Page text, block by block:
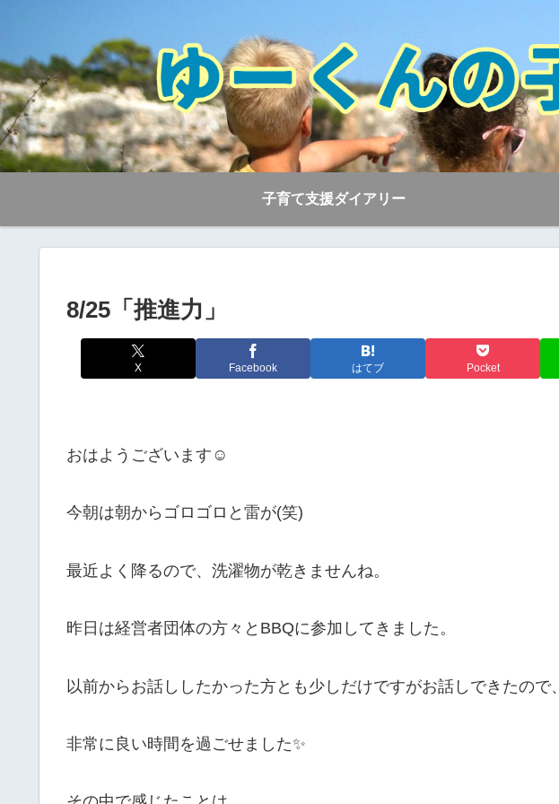
子育て支援ダイアリー
8/25「推進力」
X Facebook はてブ Pocket
おはようございます☺
今朝は朝からゴロゴロと雷が(笑)
最近よく降るので、洗濯物が乾きませんね。
昨日は経営者団体の方々とBBQに参加してきました。
以前からお話ししたかった方とも少しだけですがお話しできたので、
非常に良い時間を過ごせました✨